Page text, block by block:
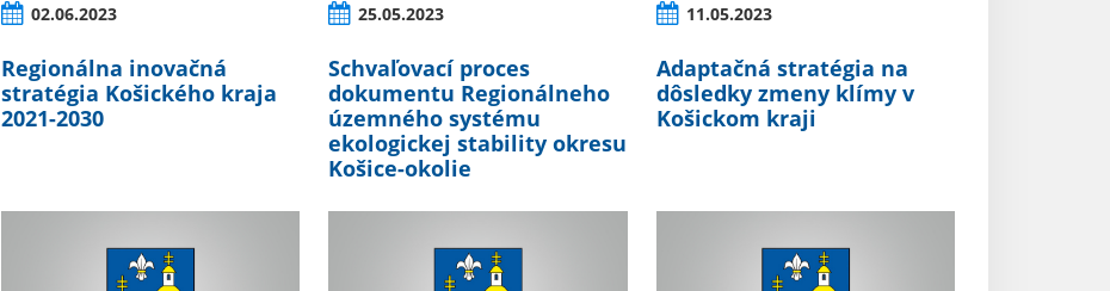
02.06.2023
Regionálna inovačná
stratégia Košického kraja
2021-2030
25.05.2023
Schvaľovací proces
dokumentu Regionálneho
územného systému
ekologickej stability okresu
Košice-okolie
11.05.2023
Adaptačná stratégia na
dôsledky zmeny klímy v
Košickom kraji